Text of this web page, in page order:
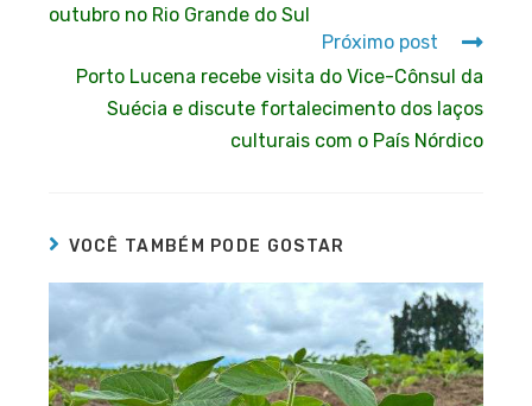
outubro no Rio Grande do Sul
Próximo post
Porto Lucena recebe visita do Vice-Cônsul da
Suécia e discute fortalecimento dos laços
culturais com o País Nórdico
VOCÊ TAMBÉM PODE GOSTAR